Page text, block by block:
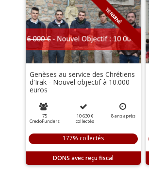
TERMINÉ
Genèses au service des Chrétiens
d'Irak - Nouvel objectif à 10.000
euros
75
CredoFunders
10 630 €
collectés
8ansaprès
177% collectés
DONS